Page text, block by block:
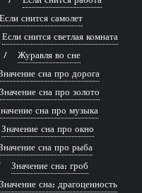
Если снится самолет
Если снится светлая комната
Журавля во сне
сна про дорога
Значение сна про золото
сна про музыка
Значение сна про окно
сна про рыба
Значение сна: гроб
Значение сна: драгоценность